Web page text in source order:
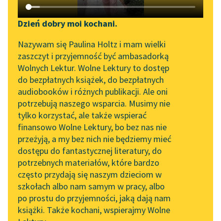
Katalog DAISY
Podkasty o książkach
Zgłoś brak utworu
Aktualności
„Prokurator Alicja Horn”
do słuchania
Byliśmy częścią AI Impact
Lab
Zapraszamy na spotkanie
online z tłumaczkami
literatury skandynawskiej
Spotkanie z Katarzyną
Tunkiel w Oslo
102. lata temu zmarł
Joseph Conrad
Narzędzia
Mapa Wolnych Lektur
Leśmianator
Przewodnik dla piszących i
czytających
API
OAI-PMH
Widget Wolnych Lektur
Przypisy
Dzień dobry moi kochani.
Nazywam się Paulina Holtz i mam wielki
zaszczyt i przyjemność być ambasadorką
Wolnych Lektur. Wolne Lektury to dostęp
do bezpłatnych książek, do bezpłatnych
audiobooków i różnych publikacji. Ale oni
potrzebują naszego wsparcia. Musimy nie
tylko korzystać, ale także wspierać
finansowo Wolne Lektury, bo bez nas nie
przeżyją, a my bez nich nie będziemy mieć
dostępu do fantastycznej literatury, do
potrzebnych materiałów, które bardzo
często przydają się naszym dzieciom w
szkołach albo nam samym w pracy, albo
po prostu do przyjemności, jaką dają nam
książki. Także kochani, wspierajmy Wolne
W mroku gwiazd
W pośród Raju
Noc majowa
Stoi kamień
pobierz książkę
czytaj online